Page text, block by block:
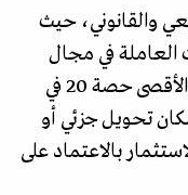
والقانوني، حيث
العاملة في مجال
التصدير و"الأوفشورينغ" لا تتجاوز في الأقصى حصة 20 في
تحويل جزئي أو
بالاعتماد على